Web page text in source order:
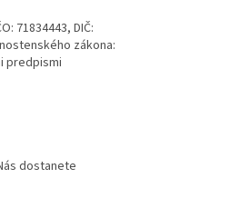
71834443, DIČ:
zákona:
predpismi
dostanete